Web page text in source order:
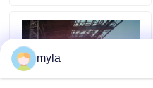
διαστημικά πλαίσια
Διαστημικό ζευκτόν
myla